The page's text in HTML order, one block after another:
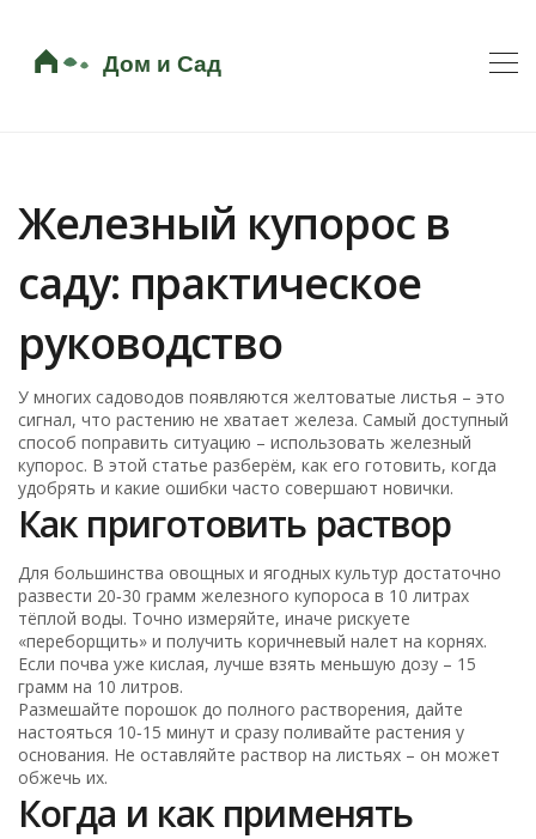
Железный купорос в
саду: практическое
руководство
У многих садоводов появляются желтоватые листья – это
сигнал, что растению не хватает железа. Самый доступный
способ поправить ситуацию – использовать железный
купорос. В этой статье разберём, как его готовить, когда
удобрять и какие ошибки часто совершают новички.
Как приготовить раствор
Для большинства овощных и ягодных культур достаточно
развести 20‑30 грамм железного купороса в 10 литрах
тёплой воды. Точно измеряйте, иначе рискуете
«переборщить» и получить коричневый налет на корнях.
Если почва уже кислая, лучше взять меньшую дозу – 15
грамм на 10 литров.
Размешайте порошок до полного растворения, дайте
настояться 10‑15 минут и сразу поливайте растения у
основания. Не оставляйте раствор на листьях – он может
обжечь их.
Когда и как применять